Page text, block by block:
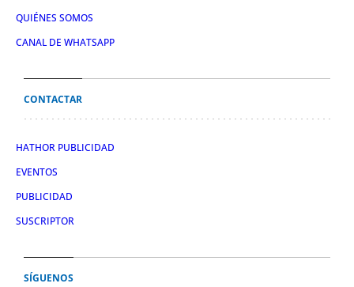
QUIÉNES SOMOS
CANAL DE WHATSAPP
CONTACTAR
HATHOR PUBLICIDAD
EVENTOS
PUBLICIDAD
SUSCRIPTOR
SÍGUENOS